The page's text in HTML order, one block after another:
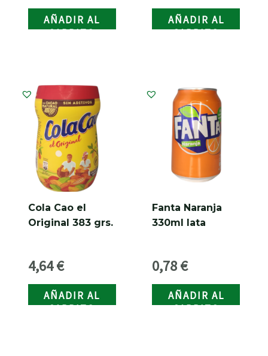
grs.
AÑADIR AL
CARRITO
AÑADIR AL
CARRITO
Cola Cao el
Original 383 grs.
4,64€
AÑADIR AL
CARRITO
Fanta Naranja
330ml lata
0,78€
AÑADIR AL
CARRITO